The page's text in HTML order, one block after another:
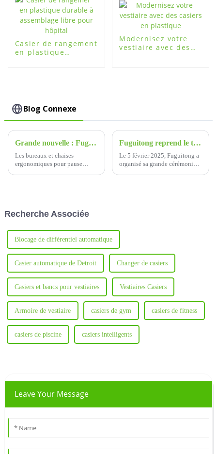
Casier de rangement
en plastique
Modernisez votre
vestiaire avec des
Blog Connexe
Grande nouvelle : Fuguitong remporte la Coupe Egret Silver Award
Les bureaux et chaises
ergonomiques pour pause
reconnaissance de son
qualité.
Fuguitong reprend le travail le 5 février 2025 - Un nouveau chapitre commence
Le 5 février 2025, Fuguitong a
organisé sa grande cérémonie
Recherche Associée
Blocage de différentiel automatique
Casier automatique de Detroit Changer de casiers
Casiers et bancs pour vestiaires Vestiaires Casiers
Armoire de vestiaire casiers de gym casiers de fitness
casiers de piscine casiers intelligents
Leave Your Message